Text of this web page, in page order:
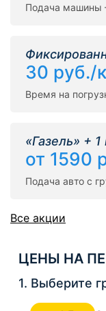
Подача машины
30 руб./
Время на
«Газель» +
от 1590
Подача авто с
Все акции
ЦЕНЫ НА
1. Выберите